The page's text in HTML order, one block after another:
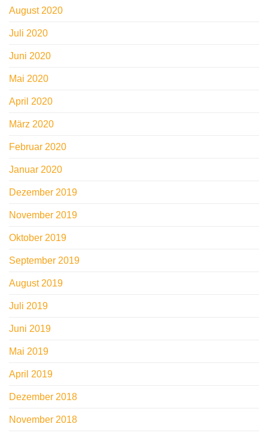
August 2020
Juli 2020
Juni 2020
Mai 2020
April 2020
März 2020
Februar 2020
Januar 2020
Dezember 2019
November 2019
Oktober 2019
September 2019
August 2019
Juli 2019
Juni 2019
Mai 2019
April 2019
Dezember 2018
November 2018